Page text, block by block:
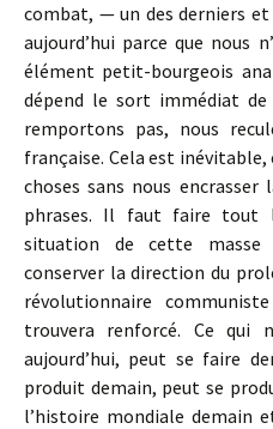
combat, — un des derniers
aujourd’hui parce que nous
élément petit-bourgeois
dépend le sort immédiat
remportons pas, nous
française. Cela est
choses sans nous
phrases. Il faut faire tout
situation de cette masse
conserver la direction du
révolutionnaire
trouvera renforcé. Ce qui
aujourd’hui, peut se faire
produit demain, peut se
l’histoire mondiale demain